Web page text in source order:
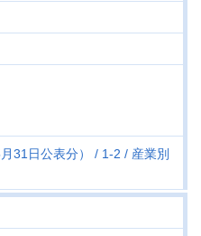
31日公表分） 1-2
産業別